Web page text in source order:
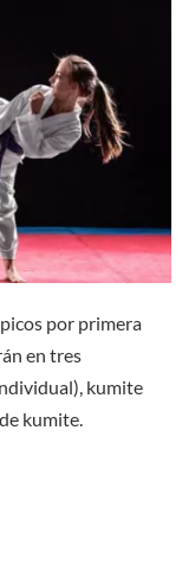
por primera
en tres
kumite
kumite.